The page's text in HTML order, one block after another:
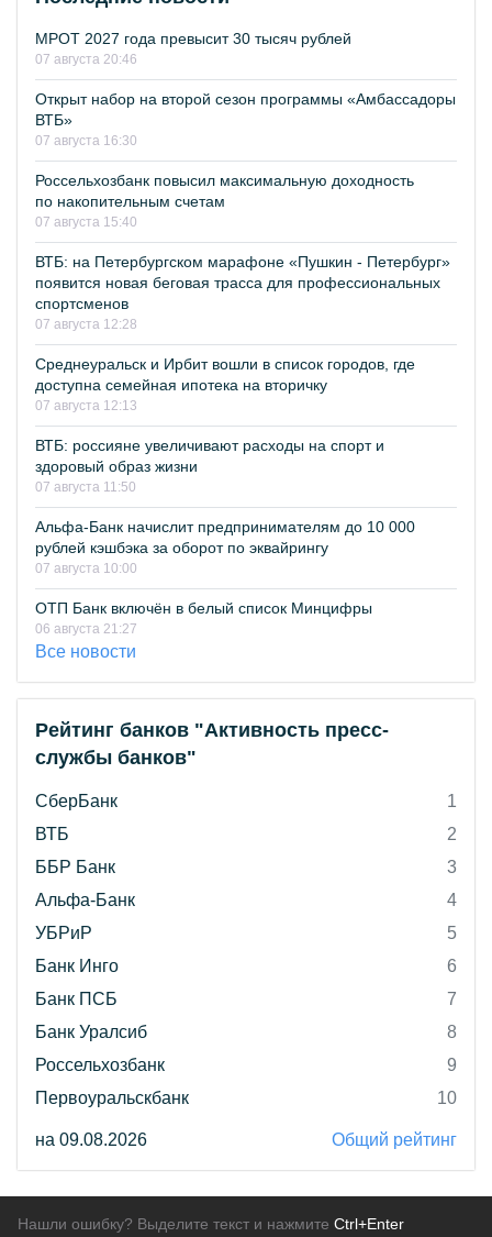
МРОТ 2027 года превысит 30 тысяч рублей
07 августа 20:46
Открыт набор на второй сезон программы «Амбассадоры
ВТБ»
07 августа 16:30
Россельхозбанк повысил максимальную доходность
по накопительным счетам
07 августа 15:40
ВТБ: на Петербургском марафоне «Пушкин - Петербург»
появится новая беговая трасса для профессиональных
спортсменов
07 августа 12:28
Среднеуральск и Ирбит вошли в список городов, где
доступна семейная ипотека на вторичку
07 августа 12:13
ВТБ: россияне увеличивают расходы на спорт и
здоровый образ жизни
07 августа 11:50
Альфа-Банк начислит предпринимателям до 10 000
рублей кэшбэка за оборот по эквайрингу
07 августа 10:00
ОТП Банк включён в белый список Минцифры
06 августа 21:27
Все новости
Рейтинг банков "Активность пресс-
службы банков"
СберБанк
1
ВТБ
2
ББР Банк
3
Альфа-Банк
4
УБРиР
5
Банк Инго
6
Банк ПСБ
7
Банк Уралсиб
8
Россельхозбанк
9
Первоуральскбанк
10
на 09.08.2026 Общий рейтинг
Нашли ошибку? Выделите текст и нажмите Ctrl+Enter